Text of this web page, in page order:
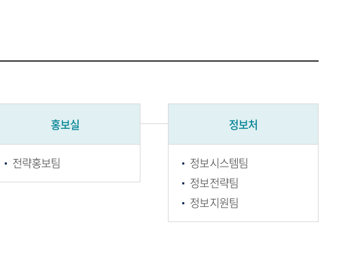
홍보실
전략홍보팀
정보처
정보시스템팀
정보전략팀
정보지원팀